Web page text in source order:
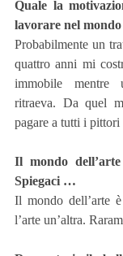
Quale la
lavorare nel mondo
Probabilmente un
quattro anni mi
immobile
ritraeva. Da quel
pagare a tutti i pittori
Il mondo
Spiegaci …
Il mondo dell’arte
l’arte un’altra.